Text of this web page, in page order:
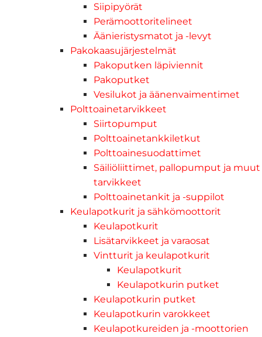
Siipipyörät
Perämoottoritelineet
Äänieristysmatot ja -levyt
Pakokaasujärjestelmät
Pakoputken läpiviennit
Pakoputket
Vesilukot ja äänenvaimentimet
Polttoainetarvikkeet
Siirtopumput
Polttoainetankkiletkut
Polttoainesuodattimet
Säiliöliittimet, pallopumput ja muut
tarvikkeet
Polttoainetankit ja -suppilot
Keulapotkurit ja sähkömoottorit
Keulapotkurit
Lisätarvikkeet ja varaosat
Vintturit ja keulapotkurit
Keulapotkurit
Keulapotkurin putket
Keulapotkurin putket
Keulapotkurin varokkeet
Keulapotkureiden ja -moottorien